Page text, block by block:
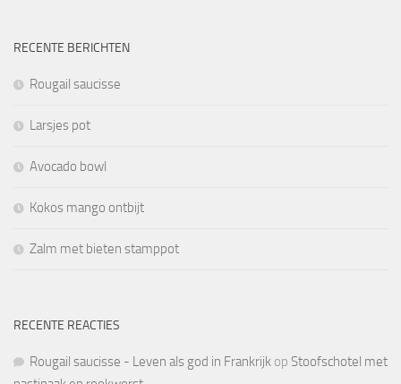
RECENTE BERICHTEN
Rougail saucisse
Larsjes pot
Avocado bowl
Kokos mango ontbijt
Zalm met bieten stamppot
RECENTE REACTIES
Rougail saucisse - Leven als god in Frankrijk op Stoofschotel met